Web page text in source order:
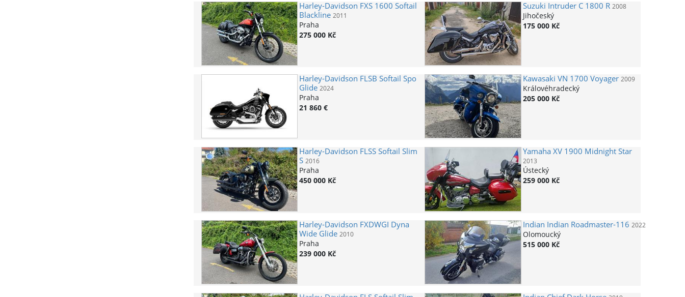
Harley-Davidson FXS 1600 Softail
Blackline 2011
Praha
275 000 Kč
Suzuki Intruder C 1800 R 2008
Jihočeský
175 000 Kč
Harley-Davidson FLSB Softail Sport
Glide 2024
Praha
21 860 €
Kawasaki VN 1700 Voyager 2009
Královéhradecký
205 000 Kč
Harley-Davidson FLSS Softail Slim
S 2016
Praha
450 000 Kč
YamahaXV 1900 Midnight Star
2013
Ústecký
259 000 Kč
Harley-Davidson FXDWGI Dyna
Wide Glide 2010
Praha
239 000 Kč
Indian Indian Roadmaster-116 2022
Olomoucký
515 000 Kč